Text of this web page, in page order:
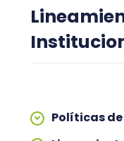
Políticas